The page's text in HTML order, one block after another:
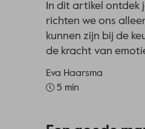
In dit artikel ontdek
richten we ons
kunnen zijn bij de
de kracht van
Eva Haarsma
5 min